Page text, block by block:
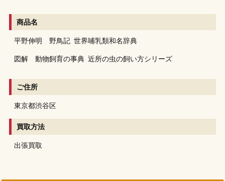
商品名
平野伸明 野鳥記 世界哺乳類和名辞典
図解 動物飼育の事典 近所の虫の飼い方シリーズ
ご住所
東京都渋谷区
買取方法
出張買取